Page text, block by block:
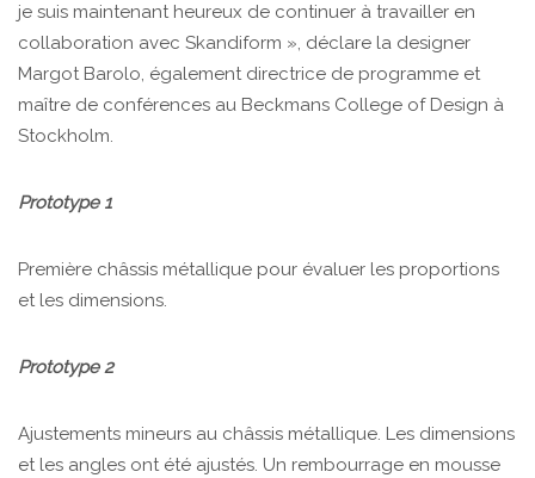
je suis maintenant heureux de continuer à travailler en
collaboration avec Skandiform », déclare la designer
Margot Barolo, également directrice de programme et
maître de conférences au Beckmans College of Design à
Stockholm.
Prototype 1
Première châssis métallique pour évaluer les proportions
et les dimensions.
Prototype 2
Ajustements mineurs au châssis métallique. Les dimensions
et les angles ont été ajustés. Un rembourrage en mousse